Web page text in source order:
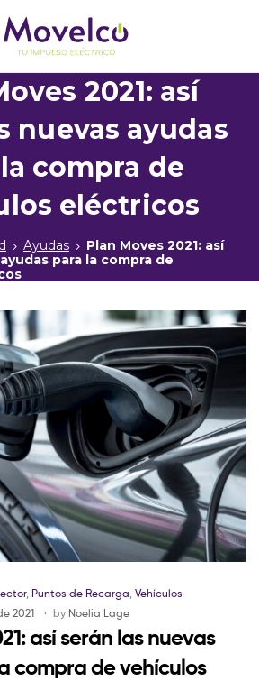
2021: así
nuevas ayudas
compra de
eléctricos
Ayudas
Plan Moves 2021: así
para la compra de
, Puntos de Recarga Vehículos
2021 by Noelia Lage
así serán las nuevas
compra de vehículos